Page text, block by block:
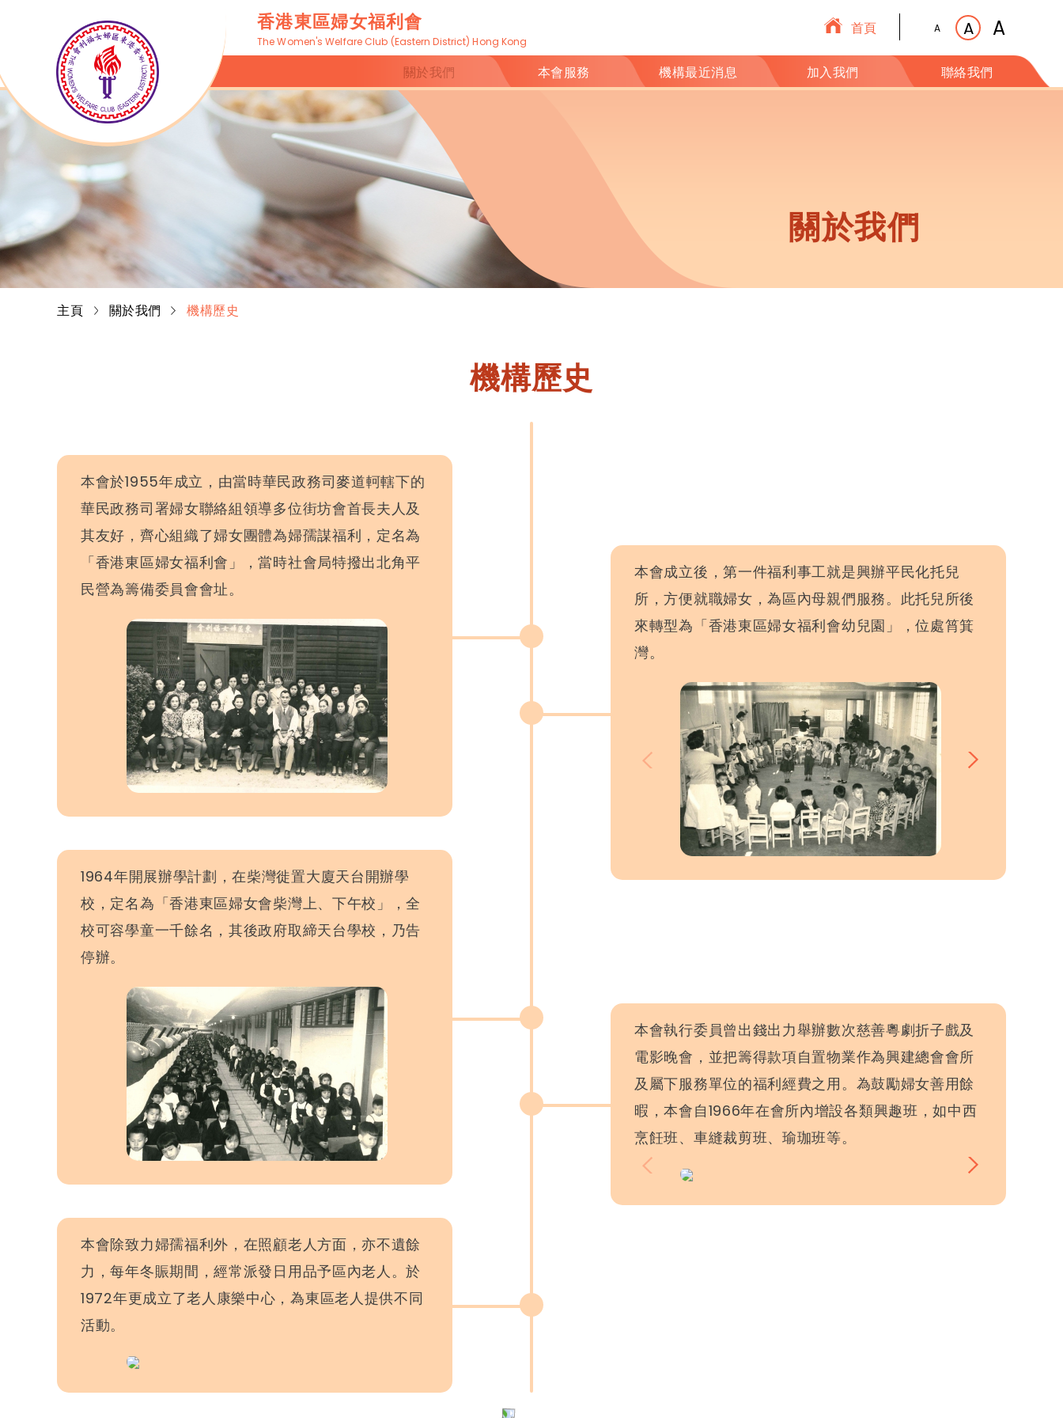
香港東區婦女福利會
The Women's Welfare Club (Eastern District) Hong Kong
首頁 A A A
關於我們 本會服務 機構最近消息 加入我們 聯絡我們
關於我們
主頁 關於我們 機構歷史
機構歷史
本會於1955年成立，由當時華民政務司麥道軻轄下的
華民政務司署婦女聯絡組領導多位街坊會首長夫人及
其友好，齊心組織了婦女團體為婦孺謀福利，定名為
「香港東區婦女福利會」，當時社會局特撥出北角平
民營為籌備委員會會址。
本會成立後，第一件福利事工就是興辦平民化托兒
所，方便就職婦女，為區內母親們服務。此托兒所後
來轉型為「香港東區婦女福利會幼兒園」，位處筲箕
灣。
1964年開展辦學計劃，在柴灣徙置大廈天台開辦學
校，定名為「香港東區婦女會柴灣上、下午校」，全
校可容學童一千餘名，其後政府取締天台學校，乃告
停辦。
本會執行委員曾出錢出力舉辦數次慈善粵劇折子戲及
電影晚會，並把籌得款項自置物業作為興建總會會所
及屬下服務單位的福利經費之用。為鼓勵婦女善用餘
暇，本會自1966年在會所內增設各類興趣班，如中西
烹飪班、車縫裁剪班、瑜珈班等。
本會除致力婦孺福利外，在照顧老人方面，亦不遺餘
力，每年冬賑期間，經常派發日用品予區內老人。於
1972年更成立了老人康樂中心，為東區老人提供不同
活動。